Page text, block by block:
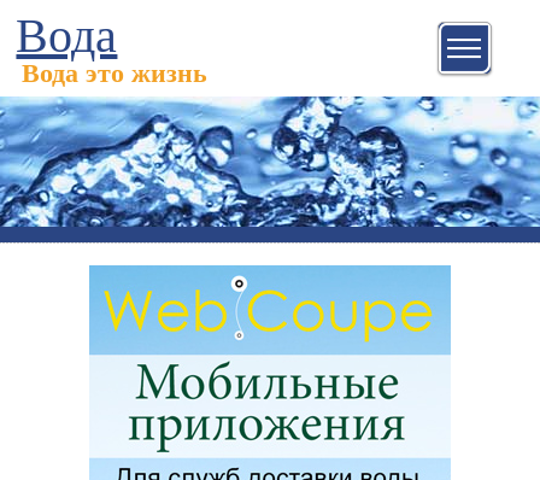
Вода
Вода это жизнь